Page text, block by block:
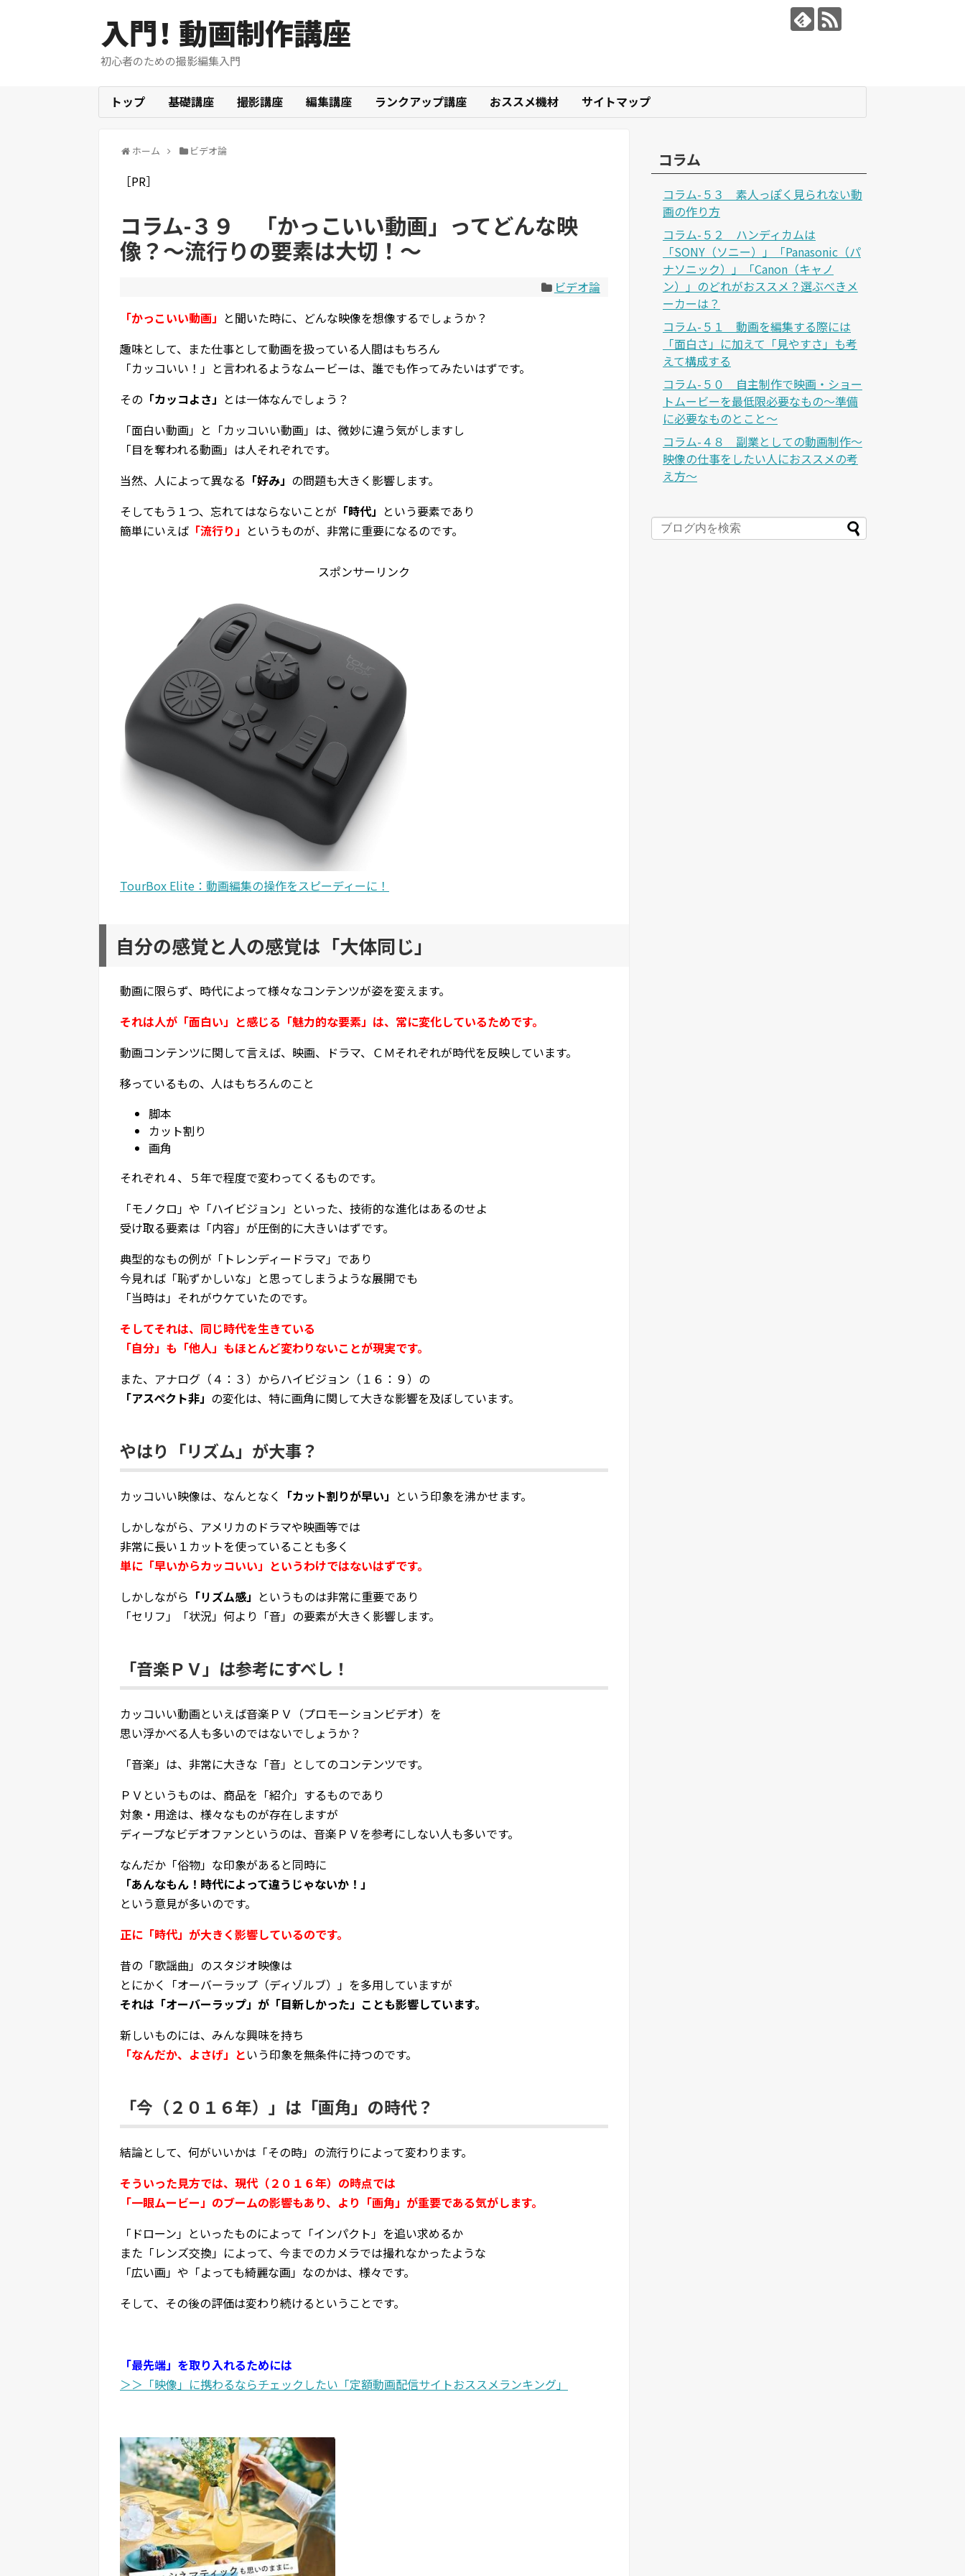
入門！ 動画制作講座
初心者のための撮影編集入門
トップ 基礎講座 撮影講座 編集講座 ランクアップ講座 おススメ機材 サイトマップ
ホーム ビデオ論
［PR］
コラム-３９ 「かっこいい動画」ってどんな映
像？～流行りの要素は大切！～
ビデオ論
「かっこいい動画」 と聞いた時に、どんな映像を想像するでしょうか？
趣味として、また仕事として動画を扱っている人間はもちろん
「カッコいい！」と言われるようなムービーは、誰でも作ってみたいはずです。
その 「カッコよさ」 とは一体なんでしょう？
「面白い動画」と「カッコいい動画」は、微妙に違う気がしますし
「目を奪われる動画」は人それぞれです。
当然、人によって異なる 「好み」 の問題も大きく影響します。
そしてもう１つ、忘れてはならないことが 「時代」 という要素であり
簡単にいえば 「流行り」 というものが、非常に重要になるのです。
スポンサーリンク
TourBox Elite：動画編集の操作をスピーディーに！
自分の感覚と人の感覚は「大体同じ」
動画に限らず、時代によって様々なコンテンツが姿を変えます。
それは人が「面白い」と感じる「魅力的な要素」は、常に変化しているためです。
動画コンテンツに関して言えば、映画、ドラマ、ＣＭそれぞれが時代を反映しています。
移っているもの、人はもちろんのこと
脚本
カット割り
画角
それぞれ４、５年で程度で変わってくるものです。
「モノクロ」や「ハイビジョン」といった、技術的な進化はあるのせよ
受け取る要素は「内容」が圧倒的に大きいはずです。
典型的なもの例が「トレンディードラマ」であり
今見れば「恥ずかしいな」と思ってしまうような展開でも
「当時は」それがウケていたのです。
そしてそれは、同じ時代を生きている
「自分」も「他人」もほとんど変わりないことが現実です。
また、アナログ（４：３）からハイビジョン（１６：９）の
「アスペクト非」 の変化は、特に画角に関して大きな影響を及ぼしています。
やはり「リズム」が大事？
カッコいい映像は、なんとなく 「カット割りが早い」 という印象を沸かせます。
しかしながら、アメリカのドラマや映画等では
非常に長い１カットを使っていることも多く
単に「早いからカッコいい」というわけではないはずです。
しかしながら 「リズム感」 というものは非常に重要であり
「セリフ」「状況」何より「音」の要素が大きく影響します。
「音楽ＰＶ」は参考にすべし！
カッコいい動画といえば音楽ＰＶ（プロモーションビデオ）を
思い浮かべる人も多いのではないでしょうか？
「音楽」は、非常に大きな「音」としてのコンテンツです。
ＰＶというものは、商品を「紹介」するものであり
対象・用途は、様々なものが存在しますが
ディープなビデオファンというのは、音楽ＰＶを参考にしない人も多いです。
なんだか「俗物」な印象があると同時に
「あんなもん！時代によって違うじゃないか！」
という意見が多いのです。
正に「時代」が大きく影響しているのです。
昔の「歌謡曲」のスタジオ映像は
とにかく「オーバーラップ（ディゾルブ）」を多用していますが
それは「オーバーラップ」が「目新しかった」ことも影響しています。
新しいものには、みんな興味を持ち
「なんだか、よさげ」という印象を無条件に持つのです。
「今（２０１６年）」は「画角」の時代？
結論として、何がいいかは「その時」の流行りによって変わります。
そういった見方では、現代（２０１６年）の時点では
「一眼ムービー」のブームの影響もあり、より「画角」が重要である気がします。
「ドローン」といったものによって「インパクト」を追い求めるか
また「レンズ交換」によって、今までのカメラでは撮れなかったような
「広い画」や「よっても綺麗な画」なのかは、様々です。
そして、その後の評価は変わり続けるということです。
「最先端」を取り入れるためには
＞＞「映像」に携わるならチェックしたい「定額動画配信サイトおススメランキング」
コラム
コラム-５３ 素人っぽく見られない動
画の作り方
コラム-５２ ハンディカムは
「SONY（ソニー）」「Panasonic（パ
ナソニック）」「Canon（キャノ
ン）」のどれがおススメ？選ぶべきメ
ーカーは？
コラム-５１ 動画を編集する際には
「面白さ」に加えて「見やすさ」も考
えて構成する
コラム-５０ 自主制作で映画・ショー
トムービーを最低限必要なもの～準備
に必要なものとこと～
コラム-４８ 副業としての動画制作～
映像の仕事をしたい人におススメの考
え方～